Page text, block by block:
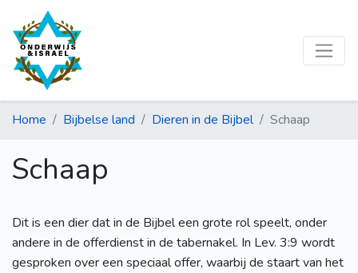
Home Bijbelse land Dieren in de Bijbel Schaap
Schaap
Dit is een dier dat in de Bijbel een grote rol speelt, onder
andere in de offerdienst in de tabernakel. In Lev. 3:9 wordt
gesproken over een speciaal offer, waarbij de staart van het